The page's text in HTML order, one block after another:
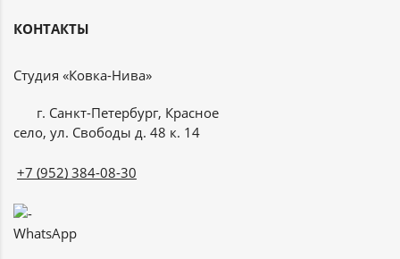
КОНТАКТЫ
Студия «Ковка-Нива»
г. Санкт-Петербург, Красное
село, ул. Свободы д. 48 к. 14
+7 (952) 384-08-30
WhatsApp